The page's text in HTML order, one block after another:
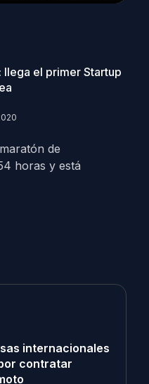
llega el primer Startup
de
horas y está
internacionales
contratar